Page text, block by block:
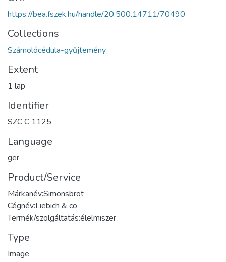
https://bea.fszek.hu/handle/20.500.14711/70490
Collections
Számolócédula-gyűjtemény
Extent
1 lap
Identifier
SZC C 1125
Language
ger
Product/Service
Márkanév:Simonsbrot
Cégnév:Liebich & co
Termék/szolgáltatás:élelmiszer
Type
Image